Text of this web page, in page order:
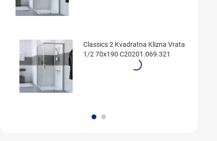
Classics 2 Kvadratna Klizna Vrata
1/2 70x190 C20201.069.321